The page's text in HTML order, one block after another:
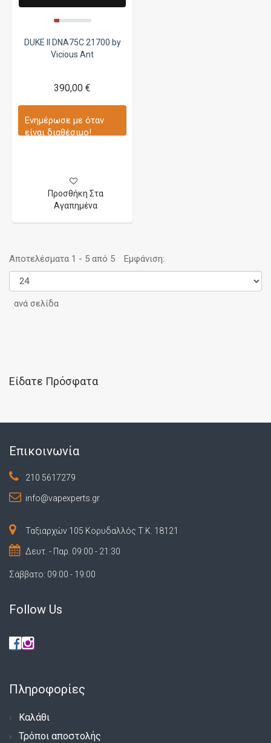
DUKE II DNA75C 21700 by
Vicious Ant
390,00 €
Ενημέρωσε με όταν
είναι διαθέσιμο!
Προσθήκη Στα
Αγαπημένα
Αποτελέσματα 1 - 5 από 5 Εμφάνιση:
ανά σελίδα
Είδατε Πρόσφατα
Επικοινωνία
210 5617279
info@vapexperts.gr
Ταξιαρχών 105 Κορυδαλλός Τ.Κ. 18121
Δευτ. - Παρ. 09:00 - 21:30
Σάββατο: 09:00 - 19:00
Follow Us
Πληροφορίες
Καλάθι
Τρόποι αποστολής